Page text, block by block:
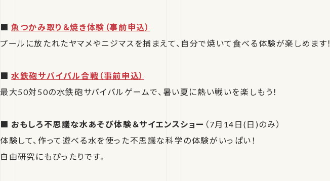
■魚つかみ取り＆焼き体験（事前申込）
プールに放たれたヤマメやニジマスを捕まえて、自分で焼いて食べる体験が楽しめます！
■水鉄砲サバイバル合戦（事前申込）
最大50対50の水鉄砲サバイバルゲームで、暑い夏に熱い戦いを楽しもう！
■ おもしろ不思議な水あそび体験＆サイエンスショー （7月14日(日)のみ）
体験して、作って遊べる水を使った不思議な科学の体験がいっぱい！
自由研究にもぴったりです。